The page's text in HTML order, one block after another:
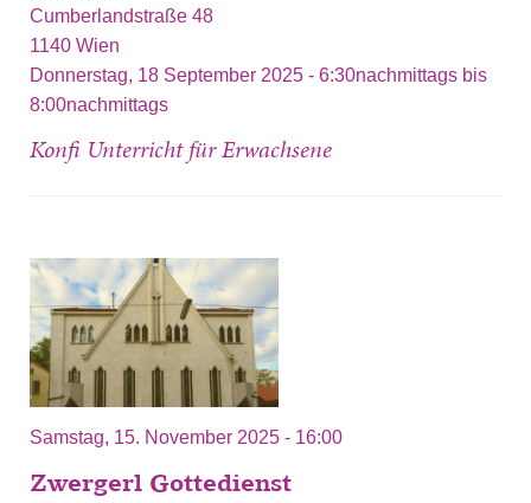
Cumberlandstraße 48
1140 Wien
Donnerstag, 18 September 2025 - 6:30nachmittags bis
8:00nachmittags
Konfi Unterricht für Erwachsene
Samstag, 15. November 2025 - 16:00
Zwergerl Gottedienst